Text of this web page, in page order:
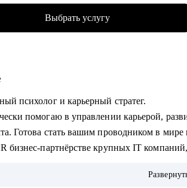
Выбрать услугу
психолог и карьерный стратег.
помогаю в управлении карьерой,
Готова стать вашим проводником в мире
бизнес-партнёрстве крупных IT